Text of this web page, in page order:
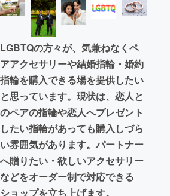
LGBTQの方々が、気兼ねなくペ
アアクセサリーや結婚指輪・婚約
指輪を購入できる場を提供したい
と思っています。現状は、恋人と
のペアの指輪や恋人へプレゼント
したい指輪があっても購入しづら
い雰囲気があります。パートナー
へ贈りたい・欲しいアクセサリー
などをオーダー制で対応できる
ショップを立ち上げます。